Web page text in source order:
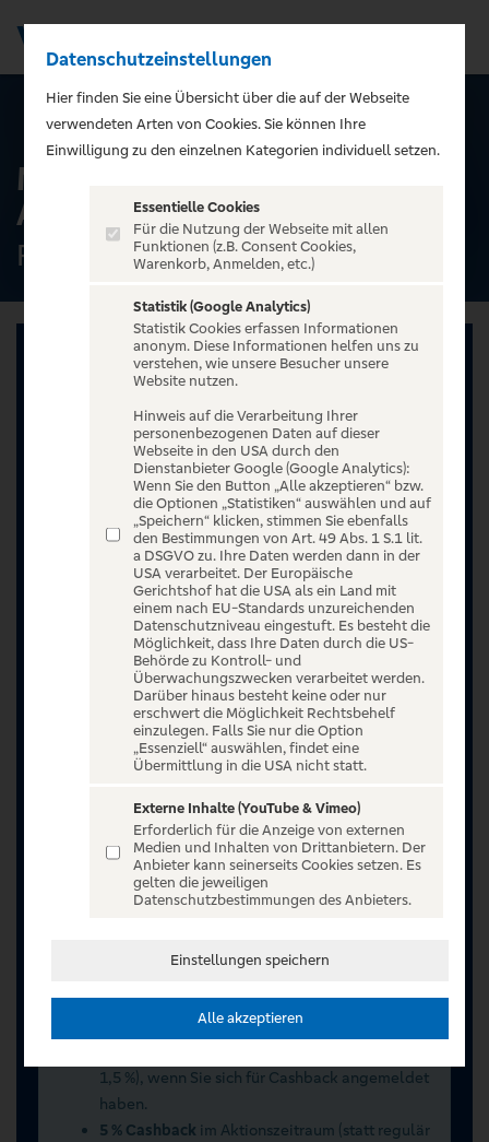
ALLE TERMINE
Max Herre & Joy Denalane -
Alles Liebe Open Airs '26
Festung Ehrenbreitstein, Koblenz
Jetzt anmelden oder registrieren
Unser Ticketangebot ist exklusiv Kunden der
Volksbanken Raiffeisenbanken vorbehalten.
1,5 %), wenn Sie sich für Cashback angemeldet
haben.
5 % Cashback im Aktionszeitraum (statt regulär
Datenschutzeinstellungen
Hier finden Sie eine Übersicht über die auf der Webseite
verwendeten Arten von Cookies. Sie können Ihre
Einwilligung zu den einzelnen Kategorien individuell setzen.
Essentielle Cookies
Für die Nutzung der Webseite mit allen
Funktionen (z.B. Consent Cookies,
Warenkorb, Anmelden, etc.)
Statistik (Google Analytics)
Statistik Cookies erfassen Informationen
anonym. Diese Informationen helfen uns zu
verstehen, wie unsere Besucher unsere
Website nutzen.
Hinweis auf die Verarbeitung Ihrer
personenbezogenen Daten auf dieser
Webseite in den USA durch den
Dienstanbieter Google (Google Analytics):
Wenn Sie den Button „Alle akzeptieren“ bzw.
die Optionen „Statistiken“ auswählen und auf
„Speichern“ klicken, stimmen Sie ebenfalls
den Bestimmungen von Art. 49 Abs. 1 S.1 lit.
a DSGVO zu. Ihre Daten werden dann in der
USA verarbeitet. Der Europäische
Gerichtshof hat die USA als ein Land mit
einem nach EU-Standards unzureichenden
Datenschutzniveau eingestuft. Es besteht die
Möglichkeit, dass Ihre Daten durch die US-
Behörde zu Kontroll- und
Überwachungszwecken verarbeitet werden.
Darüber hinaus besteht keine oder nur
erschwert die Möglichkeit Rechtsbehelf
einzulegen. Falls Sie nur die Option
„Essenziell“ auswählen, findet eine
Übermittlung in die USA nicht statt.
Externe Inhalte (YouTube & Vimeo)
Erforderlich für die Anzeige von externen
Medien und Inhalten von Drittanbietern. Der
Anbieter kann seinerseits Cookies setzen. Es
gelten die jeweiligen
Datenschutzbestimmungen des Anbieters.
Einstellungen speichern
Alle akzeptieren